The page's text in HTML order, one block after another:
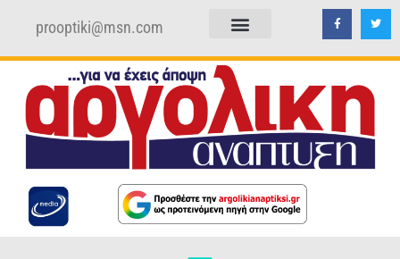
prooptiki@msn.com